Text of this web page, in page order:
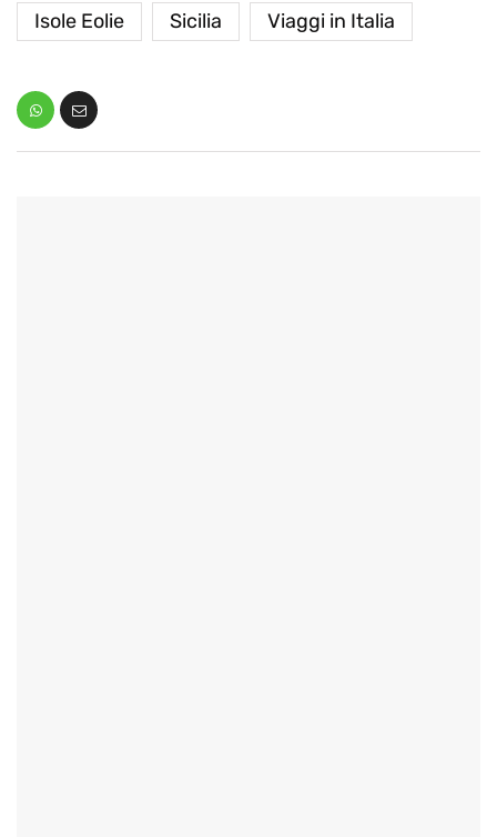
Isole Eolie
Sicilia Viaggi in Italia